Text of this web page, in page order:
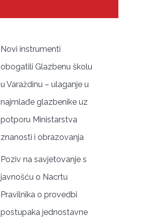
Novi instrumenti
obogatili Glazbenu školu
u Varaždinu – ulaganje u
najmlađe glazbenike uz
potporu Ministarstva
znanosti i obrazovanja
Poziv na savjetovanje s
javnošću o Nacrtu
Pravilnika o provedbi
postupaka jednostavne